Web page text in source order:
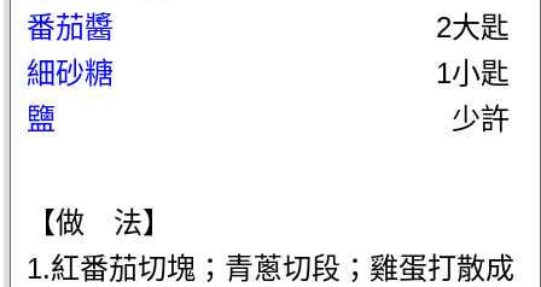
番茄醬
2大匙
細砂糖
1小匙
鹽
少許
【做 法】
1.紅番茄切塊；青蔥切段；雞蛋打散成